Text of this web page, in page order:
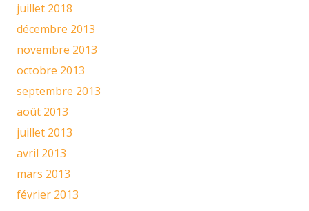
juillet 2018
décembre 2013
novembre 2013
octobre 2013
septembre 2013
août 2013
juillet 2013
avril 2013
mars 2013
février 2013